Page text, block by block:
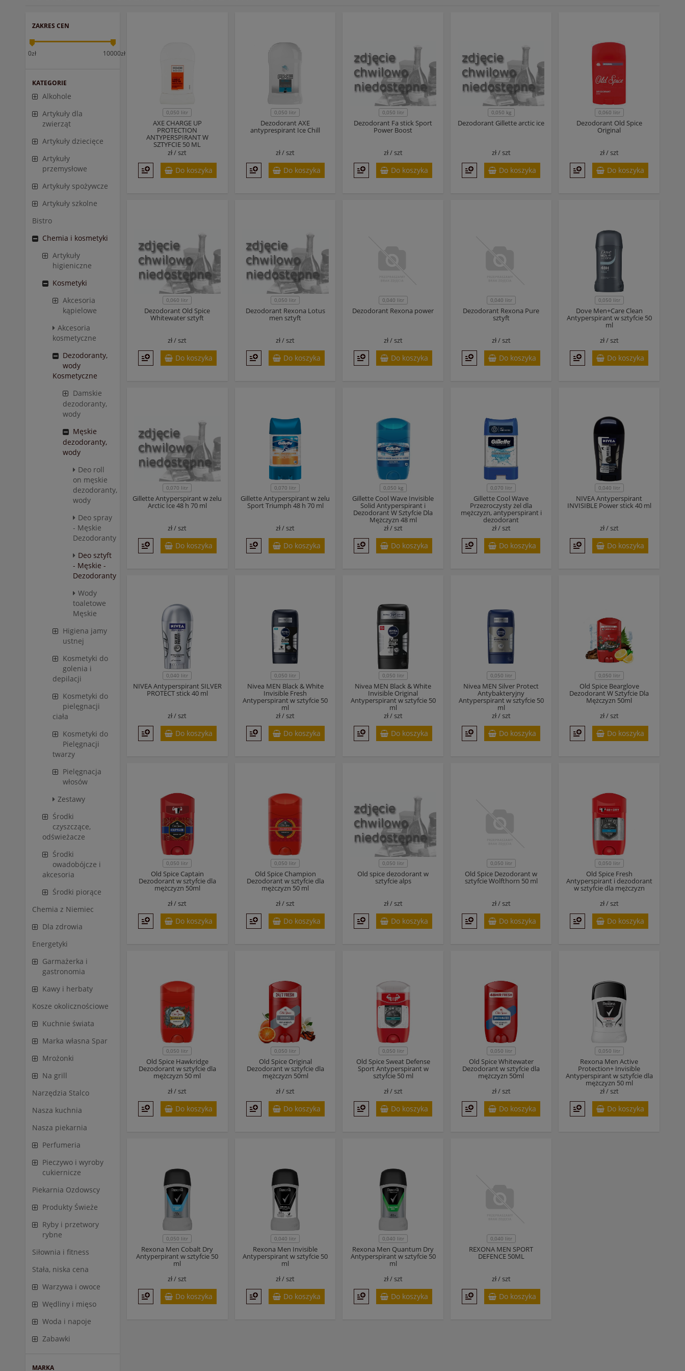
ZAKRES CEN
0zł 10000zł
KATEGORIE
Alkohole
Artykuły dla
zwierząt
Artykuły dziecięce
Artykuły
przemysłowe
Artykuły spożywcze
Artykuły szkolne
Bistro
Chemia i kosmetyki
Artykuły
higieniczne
Kosmetyki
Akcesoria
kąpielowe
Akcesoria
kosmetyczne
Dezodoranty,
wody
Kosmetyczne
Damskie
dezodoranty,
wody
Męskie
dezodoranty,
wody
Deo roll
on męskie
dezodoranty,
wody
Deo spray
- Męskie
Dezodoranty
Deo sztyft
- Męskie -
Dezodoranty
Wody
toaletowe
Męskie
Higiena jamy
ustnej
Kosmetyki do
golenia i
depilacji
Kosmetyki do
pielęgnacji
ciała
Kosmetyki do
Pielęgnacji
twarzy
Pielęgnacja
włosów
Zestawy
Środki
czyszczące,
odświeżacze
Środki
owadobójcze i
akcesoria
Środki piorące
Chemia z Niemiec
Dla zdrowia
Energetyki
Garmażerka i
gastronomia
Kawy i herbaty
Kosze okolicznościowe
Kuchnie świata
Marka własna Spar
Mrożonki
Na grill
Narzędzia Stalco
Nasza kuchnia
Nasza piekarnia
Perfumeria
Pieczywo i wyroby
cukiernicze
Piekarnia Ozdowscy
Produkty Świeże
Ryby i przetwory
rybne
Siłownia i fitness
Stała, niska cena
Warzywa i owoce
Wędliny i mięso
Woda i napoje
Zabawki
MARKA
0,050 litr
AXE CHARGE UP
PROTECTION
ANTYPERSPIRANT W
SZTYFCIE 50 ML
zł /szt
Do koszyka
0,050 litr
Dezodorant AXE
antyprespirant Ice Chill
zł /szt
Do koszyka
0,050 litr
Dezodorant Fa stick Sport
Power Boost
zł /szt
Do koszyka
0,050 kg
Dezodorant Gillette arctic ice
zł /szt
Do koszyka
0,060 litr
Dezodorant Old Spice
Original
zł /szt
Do koszyka
0,060 litr
Dezodorant Old Spice
Whitewater sztyft
zł /szt
Do koszyka
0,050 litr
Dezodorant Rexona Lotus
men sztyft
zł /szt
Do koszyka
0,040 litr
Dezodorant Rexona power
zł /szt
Do koszyka
0,040 litr
Dezodorant Rexona Pure
sztyft
zł /szt
Do koszyka
0,050 litr
Dove Men+Care Clean
Antyperspirant w sztyfcie 50
ml
zł /szt
Do koszyka
0,070 litr
Gillette Antyperspirant w żelu
Arctic Ice 48 h 70 ml
zł /szt
Do koszyka
0,070 litr
Gillette Antyperspirant w żelu
Sport Triumph 48 h 70 ml
zł /szt
Do koszyka
0,050 kg
Gillette Cool Wave Invisible
Solid Antyperspirant i
Dezodorant W Sztyfcie Dla
Mężczyzn 48 ml
zł /szt
Do koszyka
0,070 litr
Gillette Cool Wave
Przezroczysty żel dla
mężczyzn, antyperspirant i
dezodorant
zł /szt
Do koszyka
0,040 litr
NIVEA Antyperspirant
INVISIBLE Power stick 40 ml
zł /szt
Do koszyka
0,040 litr
NIVEA Antyperspirant SILVER
PROTECT stick 40 ml
zł /szt
Do koszyka
0,050 litr
Nivea MEN Black & White
Invisible Fresh
Antyperspirant w sztyfcie 50
ml
zł /szt
Do koszyka
0,050 litr
Nivea MEN Black & White
Invisible Original
Antyperspirant w sztyfcie 50
ml
zł /szt
Do koszyka
0,050 litr
Nivea MEN Silver Protect
Antybakteryjny
Antyperspirant w sztyfcie 50
ml
zł /szt
Do koszyka
0,050 litr
Old Spice Bearglove
Dezodorant W Sztyfcie Dla
Mężczyzn 50ml
zł /szt
Do koszyka
0,050 litr
Old Spice Captain
Dezodorant w sztyfcie dla
mężczyzn 50ml
zł /szt
Do koszyka
0,050 litr
Old Spice Champion
Dezodorant w sztyfcie dla
mężczyzn 50 ml
zł /szt
Do koszyka
0,050 litr
Old spice dezodorant w
sztyfcie alps
zł /szt
Do koszyka
0,050 litr
Old Spice Dezodorant w
sztyfcie Wolfthorn 50 ml
zł /szt
Do koszyka
0,050 litr
Old Spice Fresh
Antyperspirant i dezodorant
w sztyfcie dla mężczyzn
zł /szt
Do koszyka
0,050 litr
Old Spice Hawkridge
Dezodorant w sztyfcie dla
mężczyzn 50 ml
zł /szt
Do koszyka
0,050 litr
Old Spice Original
Dezodorant w sztyfcie dla
mężczyzn 50ml
zł /szt
Do koszyka
0,050 litr
Old Spice Sweat Defense
Sport Antyperspirant w
sztyfcie 50 ml
zł /szt
Do koszyka
0,050 litr
Old Spice Whitewater
Dezodorant w sztyfcie dla
mężczyzn 50ml
zł /szt
Do koszyka
0,050 litr
Rexona Men Active
Protection+ Invisible
Antyperspirant w sztyfcie dla
mężczyzn 50 ml
zł /szt
Do koszyka
0,050 litr
Rexona Men Cobalt Dry
Antyperpirant w sztyfcie 50
ml
zł /szt
Do koszyka
0,040 litr
Rexona Men Invisible
Antyperspirant w sztyfcie 50
ml
zł /szt
Do koszyka
0,040 litr
Rexona Men Quantum Dry
Antyperspirant w sztyfcie 50
ml
zł /szt
Do koszyka
0,040 litr
REXONA MEN SPORT
DEFENCE 50ML
zł /szt
Do koszyka